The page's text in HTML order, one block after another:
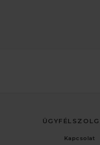
Kapcsolat